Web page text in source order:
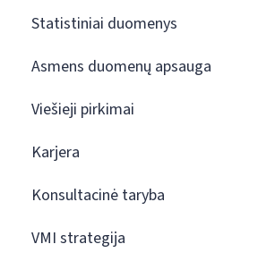
Statistiniai duomenys
Asmens duomenų apsauga
Viešieji pirkimai
Karjera
Konsultacinė taryba
VMI strategija